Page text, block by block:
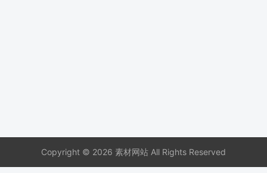
Copyright © 2026 素材网站 All Rights Reserved